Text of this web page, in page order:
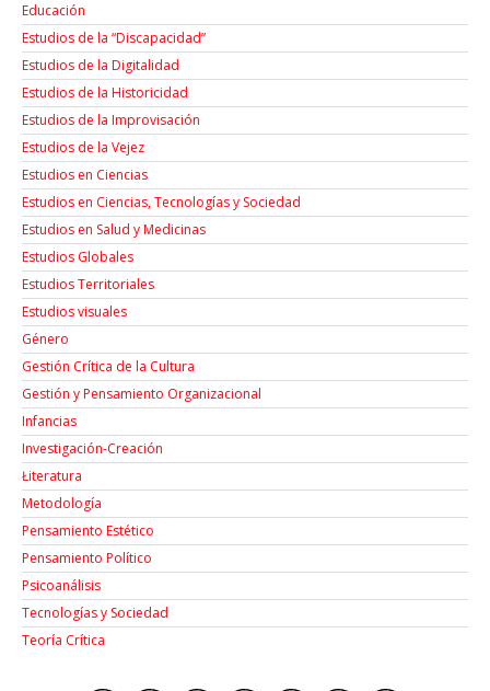
Educación
Estudios de la “Discapacidad”
Estudios de la Digitalidad
Estudios de la Historicidad
Estudios de la Improvisación
Estudios de la Vejez
Estudios en Ciencias
Estudios en Ciencias, Tecnologías y Sociedad
Estudios en Salud y Medicinas
Estudios Globales
Estudios Territoriales
Estudios visuales
Género
Gestión Crítica de la Cultura
Gestión y Pensamiento Organizacional
Infancias
Investigación-Creación
Łiteratura
Metodología
Pensamiento Estético
Pensamiento Político
Psicoanálisis
Tecnologías y Sociedad
Teoría Crítica